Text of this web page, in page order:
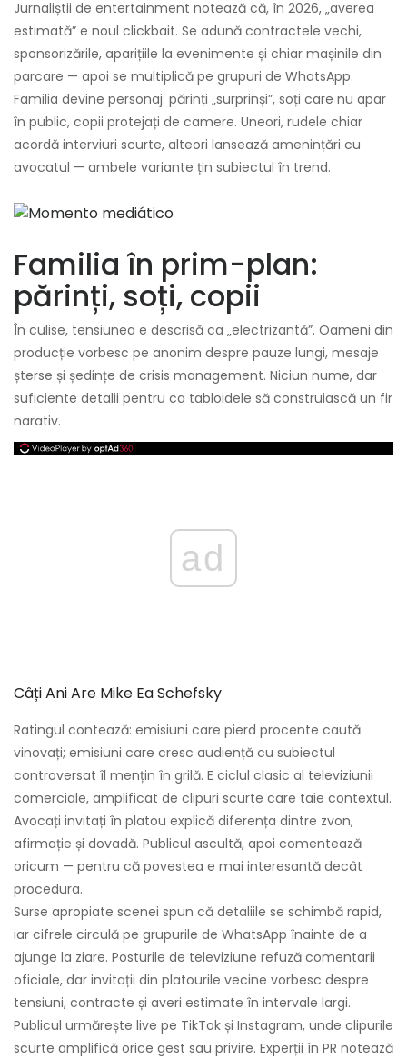
Jurnaliștii de entertainment notează că, în 2026, „averea
estimată” e noul clickbait. Se adună contractele vechi,
sponsorizările, aparițiile la evenimente și chiar mașinile din
parcare — apoi se multiplică pe grupuri de WhatsApp.
Familia devine personaj: părinți „surprinși”, soți care nu apar
în public, copii protejați de camere. Uneori, rudele chiar
acordă interviuri scurte, alteori lansează amenințări cu
avocatul — ambele variante țin subiectul în trend.
Familia în prim-plan:
părinți, soți, copii
În culise, tensiunea e descrisă ca „electrizantă”. Oameni din
producție vorbesc pe anonim despre pauze lungi, mesaje
șterse și ședințe de crisis management. Niciun nume, dar
suficiente detalii pentru ca tabloidele să construiască un fir
narativ.
ad
Câți Ani Are Mike Ea Schefsky
Ratingul contează: emisiuni care pierd procente caută
vinovați; emisiuni care cresc audiență cu subiectul
controversat îl mențin în grilă. E ciclul clasic al televiziunii
comerciale, amplificat de clipuri scurte care taie contextul.
Avocați invitați în platou explică diferența dintre zvon,
afirmație și dovadă. Publicul ascultă, apoi comentează
oricum — pentru că povestea e mai interesantă decât
procedura.
Surse apropiate scenei spun că detaliile se schimbă rapid,
iar cifrele circulă pe grupurile de WhatsApp înainte de a
ajunge la ziare. Posturile de televiziune refuză comentarii
oficiale, dar invitații din platourile vecine vorbesc despre
tensiuni, contracte și averi estimate în intervale largi.
Publicul urmărește live pe TikTok și Instagram, unde clipurile
scurte amplifică orice gest sau privire. Experții în PR notează